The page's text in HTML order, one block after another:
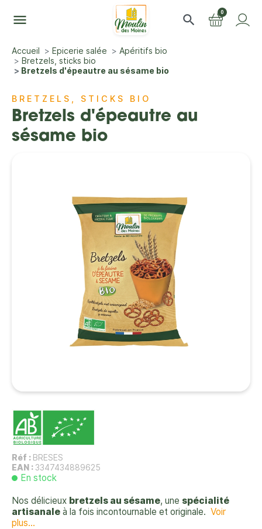
menu search 0
Accueil Epicerie salée
Apéritifs bio
Bretzels, sticks bio
Bretzels d'épeautre au sésame bio
BRETZELS, STICKS BIO
Bretzels d'épeautre au
sésame bio
Réf : BRESES
EAN : 3347434889625
En stock
Nos délicieux bretzels au sésame, une spécialité
artisanale à la fois incontournable et originale. Voir
plus...